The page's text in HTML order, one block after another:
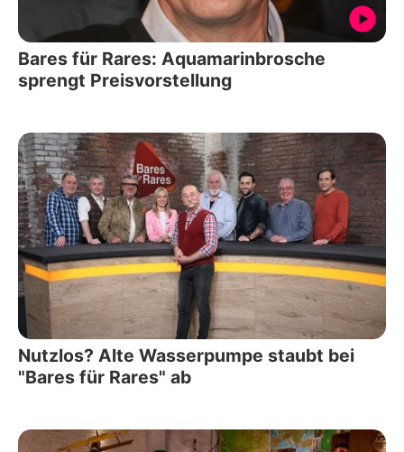
Bares für Rares: Aquamarinbrosche
sprengt Preisvorstellung
Nutzlos? Alte Wasserpumpe staubt bei
"Bares für Rares" ab